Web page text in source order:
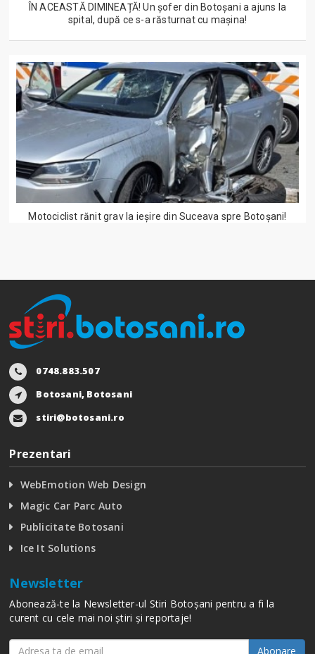
ÎN ACEASTĂ DIMINEAȚĂ! Un șofer din Botoșani a ajuns la
spital, după ce s-a răsturnat cu mașina!
Motociclist rănit grav la ieșire din Suceava spre Botoșani!
0748.883.507
Botosani, Botosani
stiri@botosani.ro
Prezentari
WebEmotion Web Design
Magic Car Parc Auto
Publicitate Botosani
Ice It Solutions
Newsletter
Abonează-te la Newsletter-ul Stiri Botoșani pentru a fi la
curent cu cele mai noi știri și reportaje!
Abonare